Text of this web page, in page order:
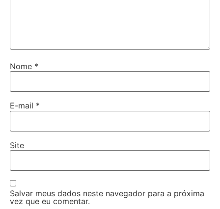
Nome *
E-mail *
Site
Salvar meus dados neste navegador para a próxima
vez que eu comentar.